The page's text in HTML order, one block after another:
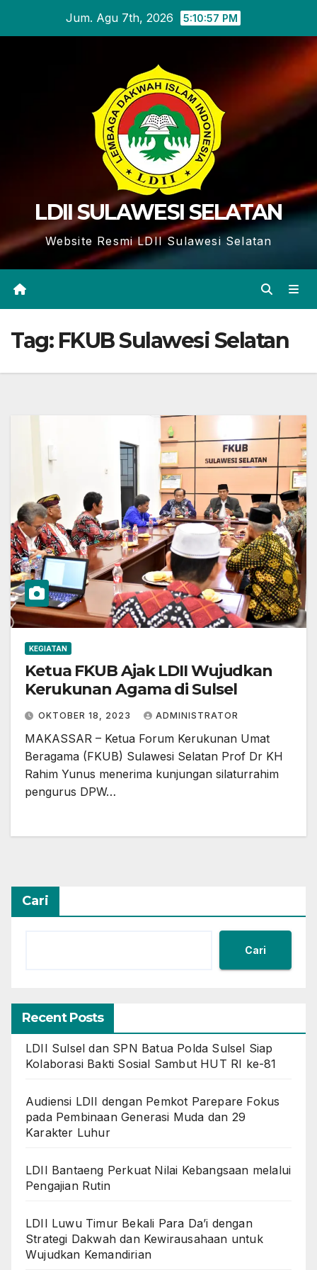
Jum. Agu 7th, 2026 5:10:58 PM
LDII SULAWESI SELATAN
Website Resmi LDII Sulawesi Selatan
Tag: FKUB Sulawesi Selatan
KEGIATAN
Ketua FKUB Ajak LDII Wujudkan
Kerukunan Agama di Sulsel
OKTOBER 18, 2023 ADMINISTRATOR
MAKASSAR – Ketua Forum Kerukunan Umat
Beragama (FKUB) Sulawesi Selatan Prof Dr KH
Rahim Yunus menerima kunjungan silaturrahim
pengurus DPW…
Cari
Cari
Recent Posts
LDII Sulsel dan SPN Batua Polda Sulsel Siap
Kolaborasi Bakti Sosial Sambut HUT RI ke-81
Audiensi LDII dengan Pemkot Parepare Fokus
pada Pembinaan Generasi Muda dan 29
Karakter Luhur
LDII Bantaeng Perkuat Nilai Kebangsaan melalui
Pengajian Rutin
LDII Luwu Timur Bekali Para Da’i dengan
Strategi Dakwah dan Kewirausahaan untuk
Wujudkan Kemandirian